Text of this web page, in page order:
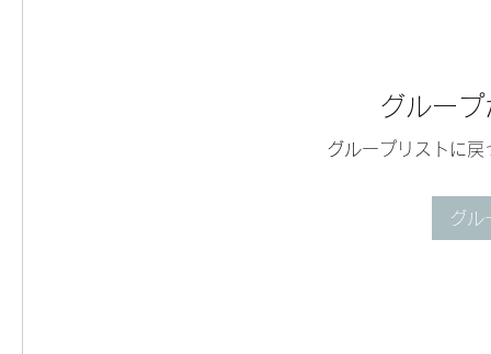
グルー
グループリストに
グル